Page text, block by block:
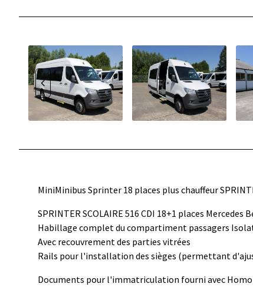
MiniMinibus Sprinter 18 places plus chauffeur
SPRINTER SCOLAIRE 516 CDI 18+1 places Mercedes
Habillage complet du compartiment passagers
Avec recouvrement des parties vitrées
Rails pour l'installation des sièges (permettant
Documents pour l'immatriculation fourni avec